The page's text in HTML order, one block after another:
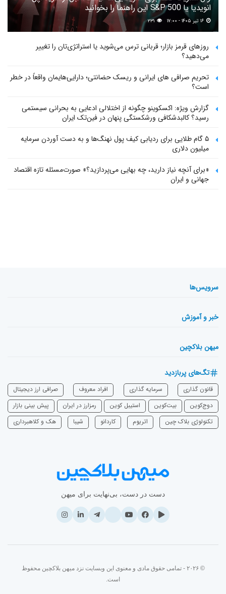
انویدیا یا S&P 500 این راهنما را بخوانید
۲۳۱
روزهای قرمز بازار؛ قربانی ترس می‌شوید یا استراتژی‌تان را تغییر
می‌دهید؟
تحریم صرافی های ایرانی و ریسک حضانتی؛ دارایی‌هایمان واقعاً در خطر
است؟
گزارش ویژه: اکسکوینو چگونه از اختلالی ادعایی به بحرانی سیستمی
رسید؟ کالبدشکافی ورشکستگی پنهان در فین‌تک ایران
۵ گام طلایی برای ردیابی کیف پول‌ نهنگ‌ها و به دست آوردن سرمایه
میلیون دلاری
«برای آنچه نیاز دارید، چه بهایی می‌پردازید؟» صورت‌مسئله تازه اقتصاد
جهانی و ایران
سرویس‌ها
خبر و آموزش
میهن بلاکچین
تگ‌های پربازدید
قانون گذاری سرمایه‌ گذاری افراد معروف
صرافی ارز دیجیتال
دوج‌کوین
بیت‌کوین استیبل کوین رمزارز در ایران
پیش بینی بازار
تکنولوژی بلاک چین
اتریوم ‌کاردانو شیبا هک و کلاهبرداری
دست در دست، بی‌نهایت برای میهن
© ۲۰۲۶ - تمامی حقوق مادی و معنوی این وبسایت نزد میهن بلاکچین محفوظ
است.